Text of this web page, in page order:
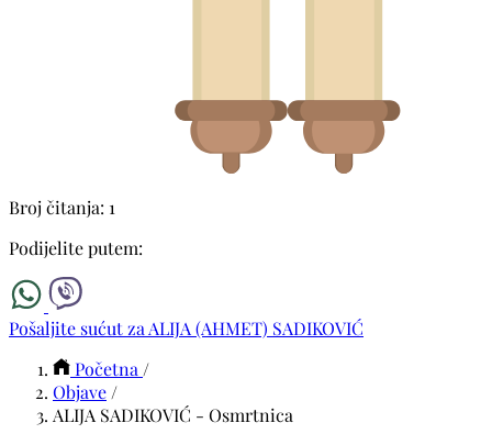
Broj čitanja: 1
Podijelite putem:
Pošaljite sućut za ALIJA (AHMET) SADIKOVIĆ
Početna /
Objave /
ALIJA SADIKOVIĆ - Osmrtnica